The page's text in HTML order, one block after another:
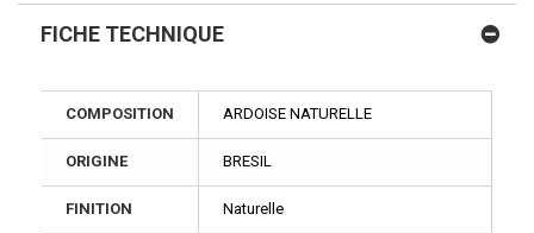
FICHE TECHNIQUE
COMPOSITION ARDOISE NATURELLE
ORIGINE BRESIL
FINITION Naturelle